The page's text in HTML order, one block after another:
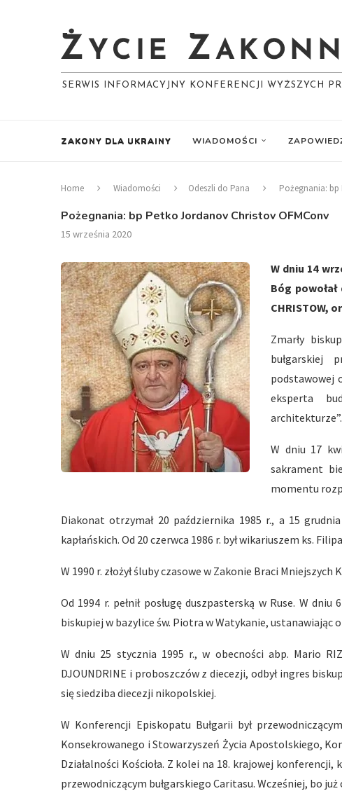
SERWIS INFORMACYJNY KONFERENCJI WYŻSZYCH
ZAKONY DLA UKRAINY WIADOMOŚCI
Home Wiadomości Odeszli do Pana Pożegnania:
Pożegnania: bp Petko Jordanov Christov OFMConv
15 września 2020
W dniu 14
Bóg
CHRISTOW,
Zmarły
bułgarskiej
podstawowej
eksperta
architekturze”.
W dniu 17
sakrament
momentu
Diakonat otrzymał 20 października 1985 r., a 15
kapłańskich. Od 20 czerwca 1986 r. był wikariuszem ks.
W 1990 r. złożył śluby czasowe w Zakonie Braci
Od 1994 r. pełnił posługę duszpasterską w Ruse. W
biskupiej w bazylice św. Piotra w Watykanie,
W dniu 25 stycznia 1995 r., w obecności abp. Mario
DJOUNDRINE i proboszczów z diecezji, odbył ingres
się siedziba diecezji nikopolskiej.
W Konferencji Episkopatu Bułgarii był
Konsekrowanego i Stowarzyszeń Życia Apostolskiego,
Działalności Kościoła. Z kolei na 18. krajowej konferencji,
przewodniczącym bułgarskiego Caritasu. Wcześniej, bo już